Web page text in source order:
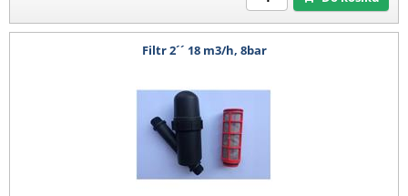
Filtr 2´´ 18 m3/h, 8bar